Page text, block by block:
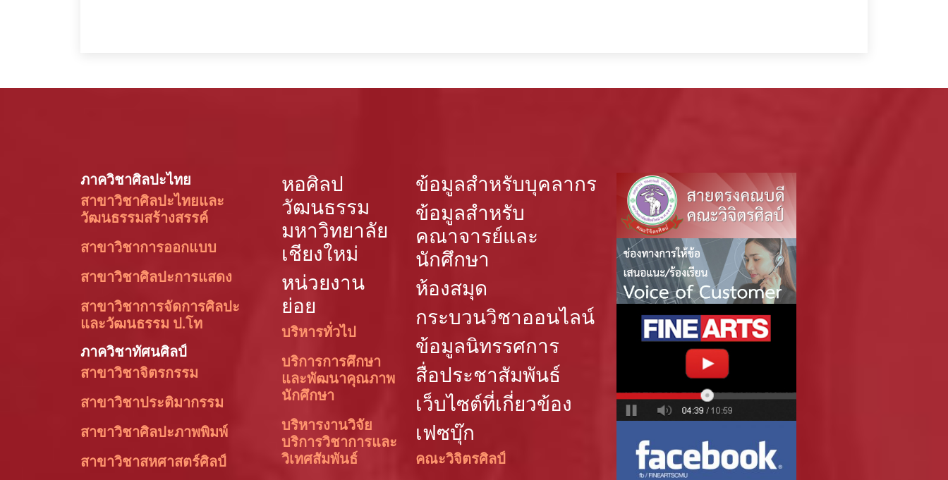
ภาควิชาศิลปะไทย
สาขาวิชาศิลปะไทยและ
วัฒนธรรมสร้างสรรค์
สาขาวิชาการออกแบบ
สาขาวิชาศิลปะการแสดง
สาขาวิชาการจัดการศิลปะ
และวัฒนธรรม ป.โท
ภาควิชาทัศนศิลป์
สาขาวิชาจิตรกรรม
สาขาวิชาประติมากรรม
สาขาวิชาศิลปะภาพพิมพ์
สาขาวิชาสหศาสตร์ศิลป์
หอศิลป
วัฒนธรรม
มหาวิทยาลัย
เชียงใหม่
หน่วยงาน
ย่อย
บริหารทั่วไป
บริการการศึกษา
และพัฒนาคุณภาพ
นักศึกษา
บริหารงานวิจัย
บริการวิชาการและ
วิเทศสัมพันธ์
ข้อมูลสำหรับบุคลากร
ข้อมูลสำหรับ
คณาจารย์และ
นักศึกษา
ห้องสมุด
กระบวนวิชาออนไลน์
ข้อมูลนิทรรศการ
สื่อประชาสัมพันธ์
เว็บไซต์ที่เกี่ยวข้อง
เฟซบุ๊ก
คณะวิจิตรศิลป์